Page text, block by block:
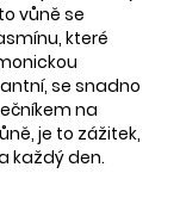
vůně se
které
se snadno
na
je to zážitek,
každý den.